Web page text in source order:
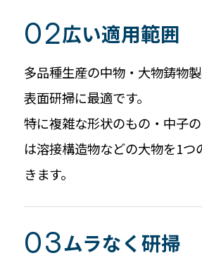
広い適用範囲
多品種生産の中物・大物鋳物
表面研掃に最適です。
特に複雑な形状のもの・中子
は溶接構造物などの大物を1つ
きます。
ムラなく研掃